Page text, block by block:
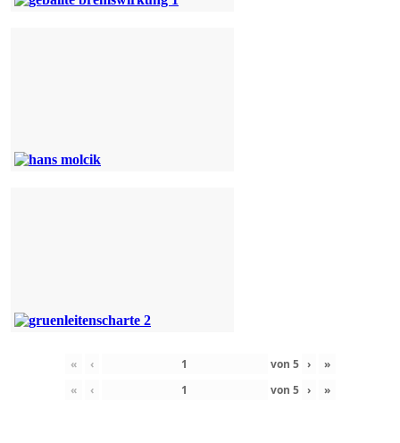
« ‹ von 5 ›
»
«
‹ von 5 › »